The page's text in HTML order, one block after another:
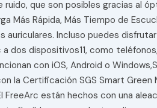
que son posibles gracias al
Más Rápida, Más Tiempo de
Incluso puedes
dos dispositivos11, como
con iOS, Android o
la Certificación SGS Smart
están hechos con una